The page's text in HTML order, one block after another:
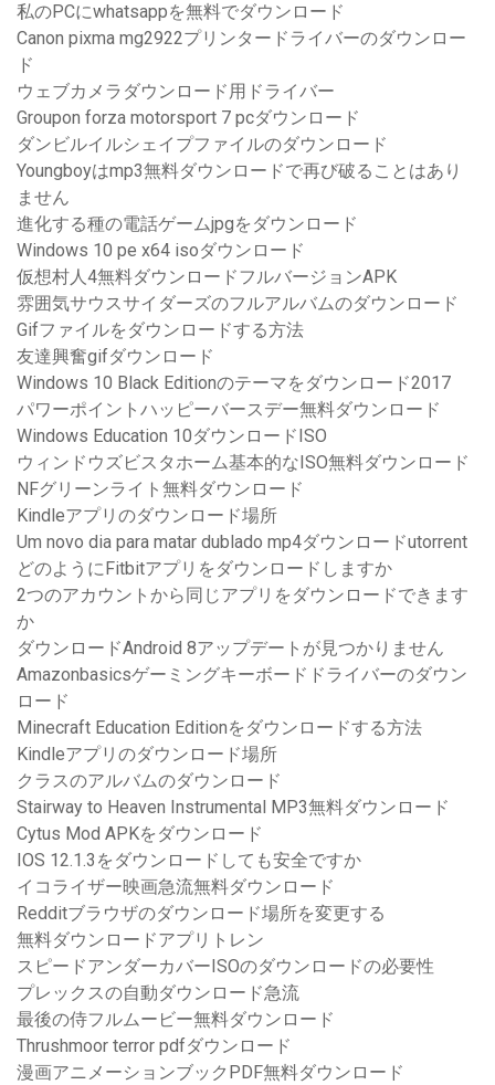
私のPCにwhatsappを無料でダウンロード
Canon pixma mg2922プリンタードライバーのダウンロー
ド
ウェブカメラダウンロード用ドライバー
Groupon forza motorsport 7 pcダウンロード
ダンビルイルシェイプファイルのダウンロード
Youngboyはmp3無料ダウンロードで再び破ることはあり
ません
進化する種の電話ゲームjpgをダウンロード
Windows 10 pe x64 isoダウンロード
仮想村人4無料ダウンロードフルバージョンAPK
雰囲気サウスサイダーズのフルアルバムのダウンロード
Gifファイルをダウンロードする方法
友達興奮gifダウンロード
Windows 10 Black Editionのテーマをダウンロード2017
パワーポイントハッピーバースデー無料ダウンロード
Windows Education 10ダウンロードISO
ウィンドウズビスタホーム基本的なISO無料ダウンロード
NFグリーンライト無料ダウンロード
Kindleアプリのダウンロード場所
Um novo dia para matar dublado mp4ダウンロードutorrent
どのようにFitbitアプリをダウンロードしますか
2つのアカウントから同じアプリをダウンロードできます
か
ダウンロードAndroid 8アップデートが見つかりません
Amazonbasicsゲーミングキーボードドライバーのダウン
ロード
Minecraft Education Editionをダウンロードする方法
Kindleアプリのダウンロード場所
クラスのアルバムのダウンロード
Stairway to Heaven Instrumental MP3無料ダウンロード
Cytus Mod APKをダウンロード
IOS 12.1.3をダウンロードしても安全ですか
イコライザー映画急流無料ダウンロード
Redditブラウザのダウンロード場所を変更する
無料ダウンロードアプリトレン
スピードアンダーカバーISOのダウンロードの必要性
プレックスの自動ダウンロード急流
最後の侍フルムービー無料ダウンロード
Thrushmoor terror pdfダウンロード
漫画アニメーションブックPDF無料ダウンロード